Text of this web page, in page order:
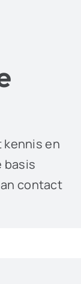
kennis en
basis
contact